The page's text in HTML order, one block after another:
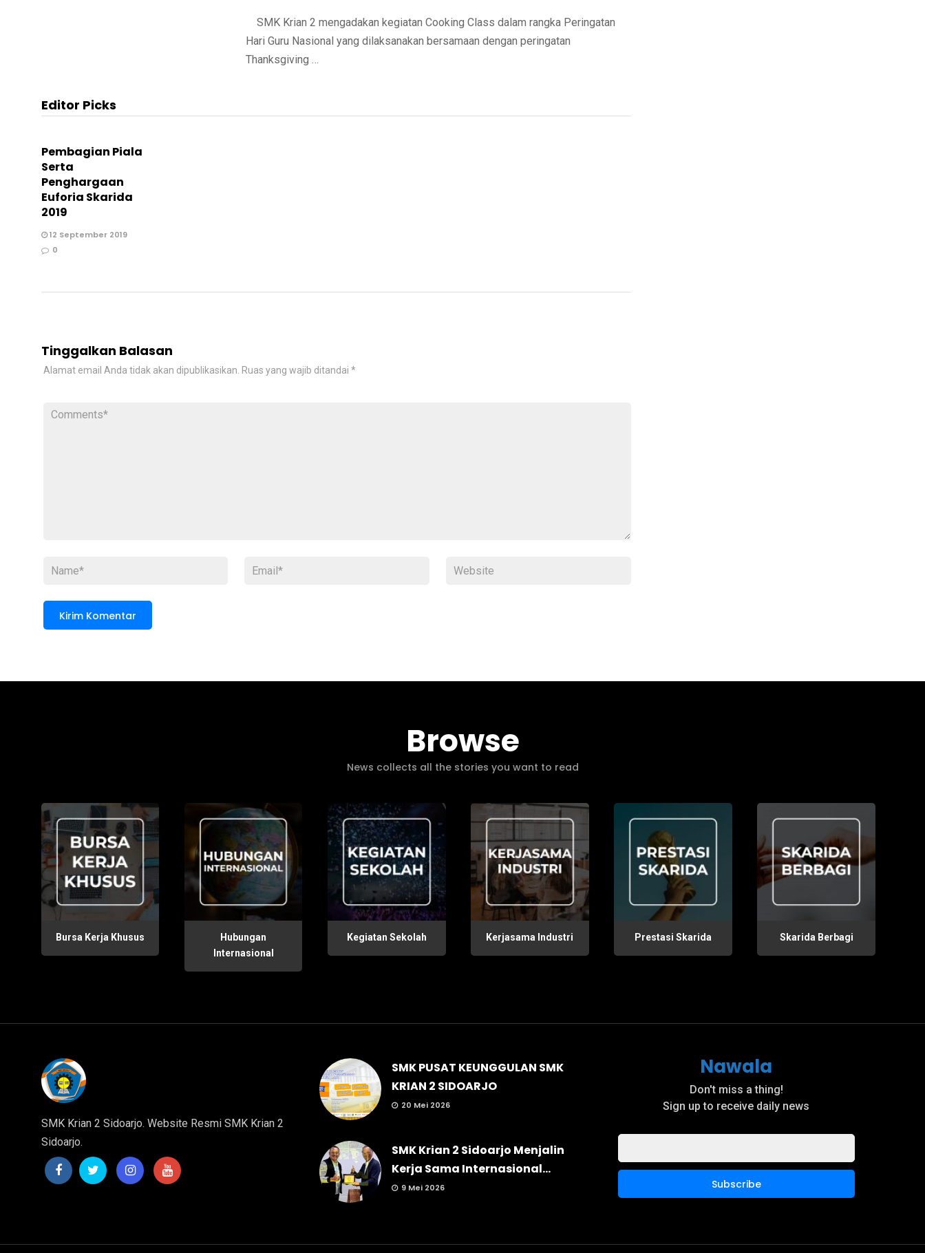
SMK Krian 2 mengadakan kegiatan Cooking Class dalam rangka Peringatan
Hari Guru Nasional yang dilaksanakan bersamaan dengan peringatan
Thanksgiving …
Editor Picks
Pembagian Piala
Serta
Penghargaan
Euforia Skarida
2019
12 September 2019
0
Tinggalkan Balasan
Alamat email Anda tidak akan dipublikasikan. Ruas yang wajib ditandai *
Browse
News collects all the stories you want to read
Bursa Kerja Khusus
Hubungan
Internasional
Kegiatan Sekolah Kerjasama Industri Prestasi Skarida Skarida Berbagi
SMK Krian 2 Sidoarjo. Website Resmi SMK Krian 2
Sidoarjo.
SMK PUSAT KEUNGGULAN SMK
KRIAN 2 SIDOARJO
20 Mei 2026
SMK Krian 2 Sidoarjo Menjalin
Kerja Sama Internasional...
9 Mei 2026
Nawala
Don't miss a thing!
Sign up to receive daily news